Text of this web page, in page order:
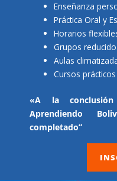
Enseñanza
Práctica Oral y
Horarios
Grupos
Aulas
Cursos
«A la
Aprendiendo
completado”